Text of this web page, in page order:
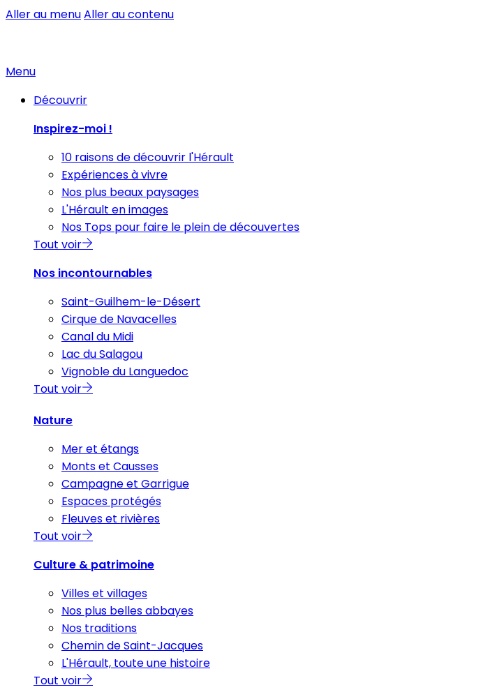
Aller au menuAller au contenu
Menu
Découvrir
Inspirez-moi !
10 raisons de découvrir l'Hérault
Expériences à vivre
Nos plus beaux paysages
L'Hérault en images
Nos Tops pour faire le plein de découvertes
Tout voir
Nos incontournables
Saint-Guilhem-le-Désert
Cirque de Navacelles
Canal du Midi
Lac du Salagou
Vignoble du Languedoc
Tout voir
Nature
Mer et étangs
Monts et Causses
Campagne et Garrigue
Espaces protégés
Fleuves et rivières
Tout voir
Culture & patrimoine
Villes et villages
Nos plus belles abbayes
Nos traditions
Chemin de Saint-Jacques
L'Hérault, toute une histoire
Tout voir